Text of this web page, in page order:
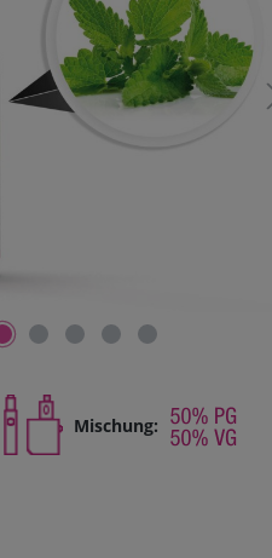
Mischung: